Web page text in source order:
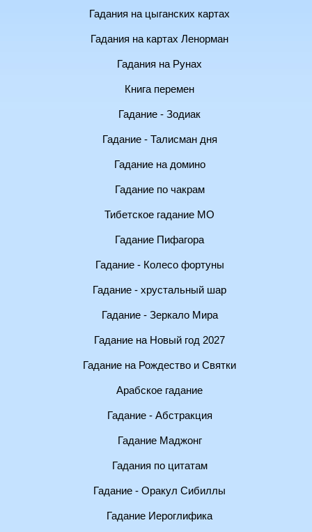
Гадания на цыганских картах
Гадания на картах Ленорман
Гадания на Рунах
Книга перемен
Гадание - Зодиак
Гадание - Талисман дня
Гадание на домино
Гадание по чакрам
Тибетское гадание МО
Гадание Пифагора
Гадание - Колесо фортуны
Гадание - хрустальный шар
Гадание - Зеркало Мира
Гадание на Новый год 2027
Гадание на Рождество и Святки
Арабское гадание
Гадание - Абстракция
Гадание Маджонг
Гадания по цитатам
Гадание - Оракул Сибиллы
Гадание Иероглифика